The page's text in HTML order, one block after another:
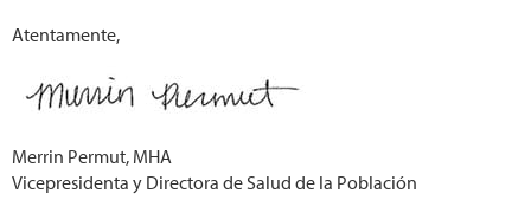
Atentamente,
Merrin Permut, MHA
Vicepresidenta y Directora de Salud de la Población